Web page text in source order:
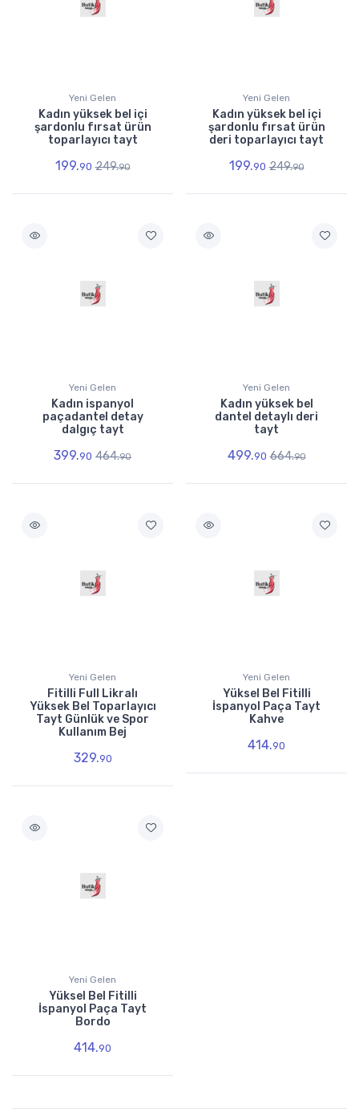
Yeni Gelen
Kadın yüksek bel içi
şardonlu fırsat ürün
toparlayıcı tayt
199.90 249.90
Yeni Gelen
Kadın yüksek bel içi
şardonlu fırsat ürün
deri toparlayıcı tayt
199.90 249.90
Yeni Gelen
Kadın ispanyol
paçadantel detay
dalgıç tayt
399.90 464.90
Yeni Gelen
Kadın yüksek bel
dantel detaylı deri
tayt
499.90 664.90
Yeni Gelen
Fitilli Full Likralı
Yüksek Bel Toparlayıcı
Tayt Günlük ve Spor
Kullanım Bej
329.90
Yeni Gelen
Yüksel Bel Fitilli
İspanyol Paça Tayt
Kahve
414.90
Yeni Gelen
Yüksel Bel Fitilli
İspanyol Paça Tayt
Bordo
414.90